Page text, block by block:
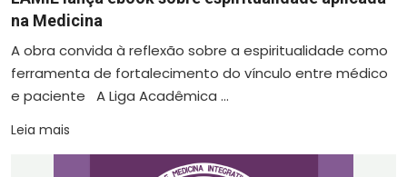
na Medicina
A obra convida à reflexão sobre a espiritualidade como
ferramenta de fortalecimento do vínculo entre médico
e paciente A Liga Acadêmica ...
Leia mais